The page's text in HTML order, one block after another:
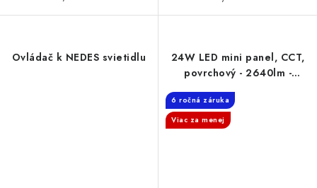
Ovládač k NEDES svietidlu
24W LED mini panel, CCT,
povrchový - 2640lm -
6 ročná záruka
Viac za menej